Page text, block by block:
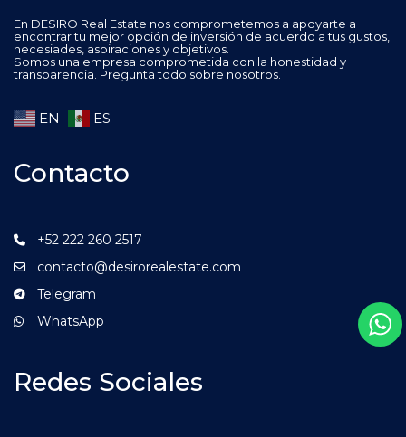
En DESIRO Real Estate nos comprometemos a apoyarte a
encontrar tu mejor opción de inversión de acuerdo a tus gustos,
necesiades, aspiraciones y objetivos.
Somos una empresa comprometida con la honestidad y
transparencia. Pregunta todo sobre nosotros.
EN ES
Contacto
+52 222 260 2517
contacto@desirorealestate.com
Telegram
WhatsApp
Redes Sociales